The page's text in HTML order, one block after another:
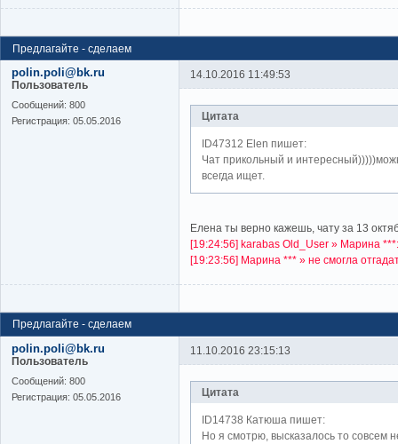
Предлагайте - сделаем
polin.poli@bk.ru
Пользователь
Cообщений: 800
Регистрация: 05.05.2016
14.10.2016 11:49:53
Цитата
ID47312 Elen пишет:
Чат прикольный и
всегда ищет.
Елена ты верно кажешь, чату за 13
[19:24:56] karabas Old_User » Марина
[19:23:56] Марина *** » не смогла
Предлагайте - сделаем
polin.poli@bk.ru
Пользователь
Cообщений: 800
Регистрация: 05.05.2016
11.10.2016 23:15:13
Цитата
ID14738 Катюша пишет:
Но я смотрю, высказалось то совсем